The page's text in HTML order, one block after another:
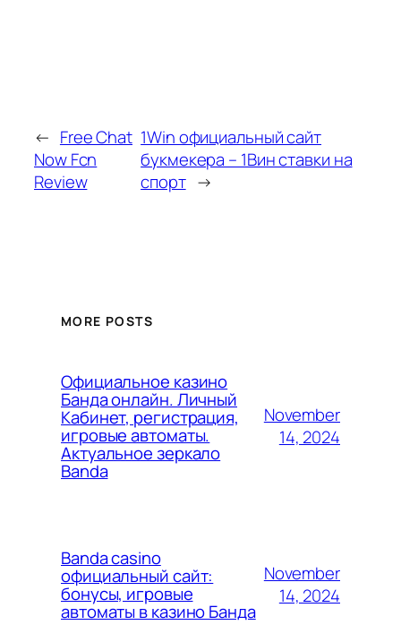
← Free Chat
Now Fcn
Review
1Win официальный сайт
букмекера – 1Вин ставки на
спорт →
MORE POSTS
Официальное казино
Банда онлайн. Личный
Кабинет, регистрация,
игровые автоматы.
Актуальное зеркало
Banda
November
14, 2024
Banda casino
официальный сайт:
бонусы, игровые
автоматы в казино Банда
November
14, 2024